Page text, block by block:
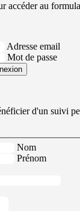
accéder au
Adresse email
Mot de passe
d'un suivi
Nom
Prénom